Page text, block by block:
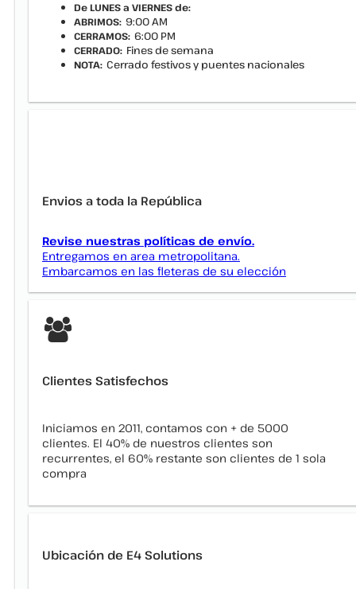
De LUNES a VIERNES de:
ABRIMOS: 9:00 AM
CERRAMOS: 6:00 PM
CERRADO: Fines de semana
NOTA: Cerrado festivos y puentes nacionales
Envios a toda la República
Revise nuestras políticas de envío.
Entregamos en area metropolitana.
Embarcamos en las fleteras de su elección
Clientes Satisfechos
Iniciamos en 2011, contamos con + de 5000
clientes. El 40% de nuestros clientes son
recurrentes, el 60% restante son clientes de 1 sola
compra
Ubicación de E4 Solutions